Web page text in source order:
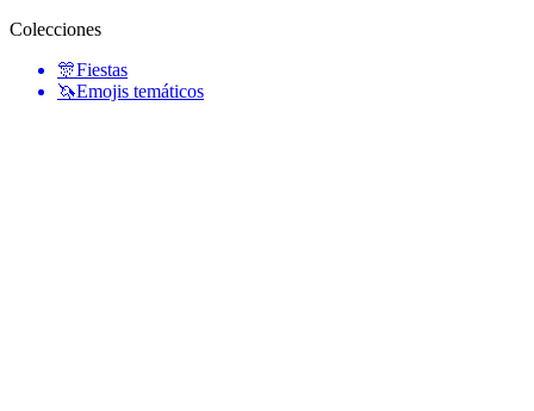
Colecciones
🎊Fiestas
🦄Emojis temáticos